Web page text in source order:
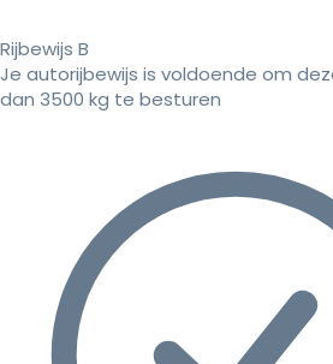
Rijbewijs B
Je autorijbewijs is voldoende om
dan 3500 kg te besturen